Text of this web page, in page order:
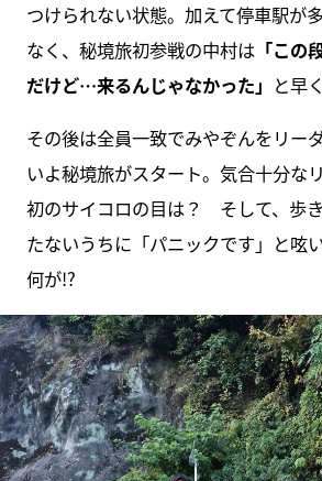
つけられない状態。加えて停車駅が
なく、秘境旅初参戦の中村は「この
だけど…来るんじゃなかった」 と早
その後は全員一致でみやぞんをリー
いよ秘境旅がスタート。気合十分な
初のサイコロの目は？ そして、歩
たないうちに「パニックです」と呟
何が!?